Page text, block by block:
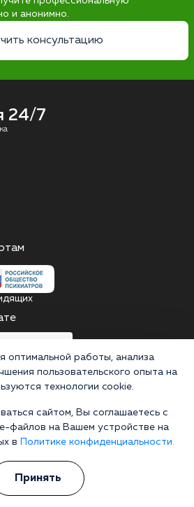
и анонимно.
консультацию
24/7
круглосуточно
Татарстан, Азнакаево, улица
работают круглосуточно
оптимальной работы, анализа
пользовательского опыта на
технологии cookie.
сайтом, Вы соглашаетесь с
файлов на Вашем устройстве на
в
Политике конфиденциальности.
Принять